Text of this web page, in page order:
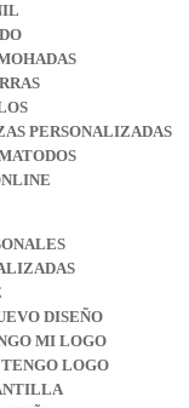
PERSONALIZADAS
DISEÑO
MI LOGO
LOGO